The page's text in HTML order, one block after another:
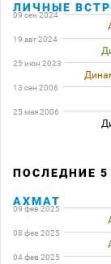
ЛИЧНЫЕ
09 сен 2024
19 авг 2024
25 июн 2023
13 сен 2006
25 мая 2006
ПОСЛЕДНИЕ
АХМАТ
09 фев 2025
08 фев 2025
04 фев 2025